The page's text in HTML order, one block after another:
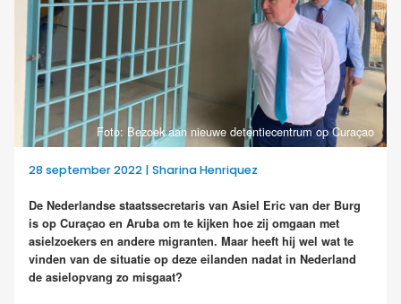
Foto: Bezoek aan nieuwe detentiecentrum op Curaçao
28 september 2022 | Sharina Henriquez
De Nederlandse staatssecretaris van Asiel Eric van der Burg
is op Curaçao en Aruba om te kijken hoe zij omgaan met
asielzoekers en andere migranten. Maar heeft hij wel wat te
vinden van de situatie op deze eilanden nadat in Nederland
de asielopvang zo misgaat?